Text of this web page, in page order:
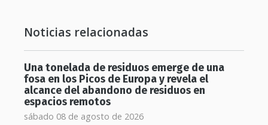
Noticias relacionadas
Una tonelada de residuos emerge de una
fosa en los Picos de Europa y revela el
alcance del abandono de residuos en
espacios remotos
sábado 08 de agosto de 2026